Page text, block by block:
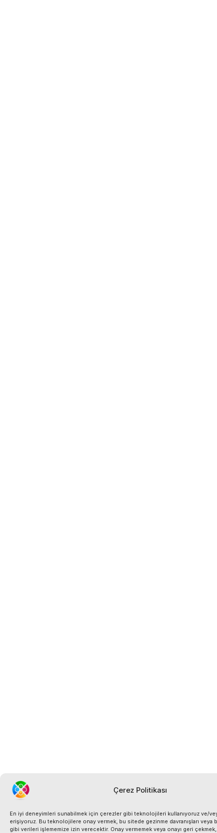
Çerez Politikası
En iyi deneyimleri sunabilmek için çerezler gibi teknolojileri kullanıyoruz ve/
erişiyoruz. Bu teknolojilere onay vermek, bu sitede gezinme davranışları veya
gibi verileri işlememize izin verecektir. Onay vermemek veya onayı geri